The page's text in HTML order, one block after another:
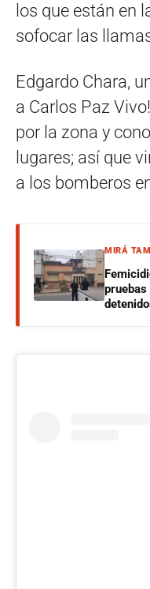
los que están en
sofocar las
Edgardo Chara,
a Carlos Paz
por la zona y
lugares; así que
a los bomberos
MIRÁ